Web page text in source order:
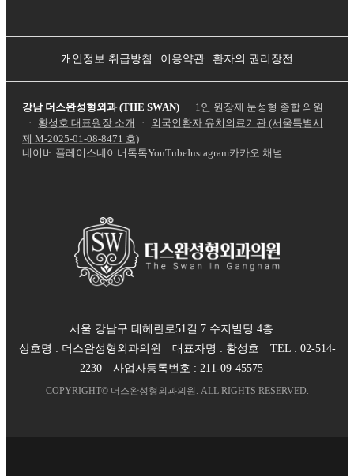
개인정보 취급방침 이용약관 환자의 권리장전
강남 더스완성형외과 (THE SWAN) ·
1인 원장제 눈성형 종합 의원
·
황성호 대표원장 소개 ·
외국인환자 유치의료기관 (서울특별시
제 M-2025-01-08-8471 호)
네이버 플레이스네이버톡톡YouTubeInstagram카카오 채널
서울 강남구 테헤란로51길 7 수지빌딩 4층
상호명 : 더스완성형외과의원 대표자명 : 황성호 TEL : 02-514-
2230
사업자등록번호 : 211-09-45575
COPYRIGHT© 더스완성형외과의원 . ALL RIGHTS RESERVED.